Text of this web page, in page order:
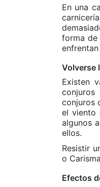
En una
forma de
Volverse
Existen
conjuros
conjuros
el viento
algunos
ellos.
Resistir
o
Efectos